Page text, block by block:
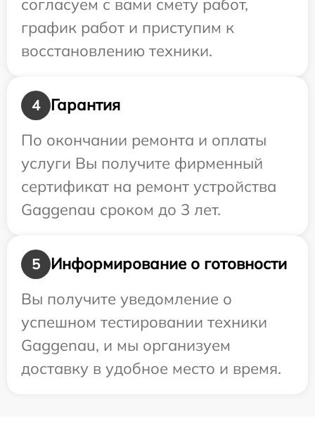
согласуем с вами смету работ,
график работ и приступим к
восстановлению техники.
4
Гарантия
По окончании ремонта и оплаты
услуги Вы получите фирменный
сертификат на ремонт устройства
Gaggenau сроком до 3 лет.
5
Информирование о готовности
Вы получите уведомление о
успешном тестировании техники
Gaggenau, и мы организуем
доставку в удобное место и время.